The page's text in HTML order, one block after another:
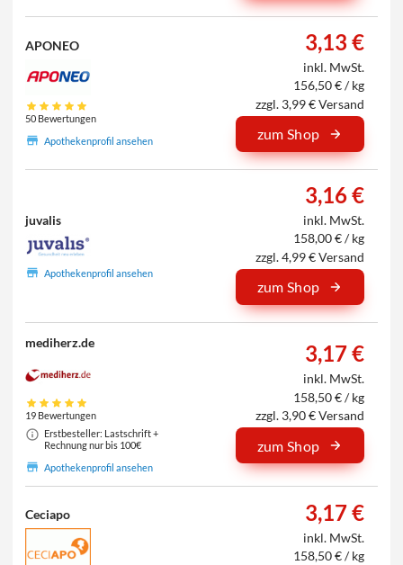
APONEO
50 Bewertungen
Apothekenprofil ansehen
3,13 €
inkl. MwSt.
156,50 € / kg
zzgl. 3,99 € Versand
zum Shop
juvalis
Apothekenprofil ansehen
3,16 €
inkl. MwSt.
158,00 € / kg
zzgl. 4,99 € Versand
zum Shop
mediherz.de
19 Bewertungen
Erstbesteller: Lastschrift +
Rechnung nur bis 100€
Apothekenprofil ansehen
3,17 €
inkl. MwSt.
158,50 € / kg
zzgl. 3,90 € Versand
zum Shop
Ceciapo 3,17 €
inkl. MwSt.
158,50 € / kg